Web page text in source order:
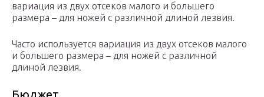
вариация из двух отсеков малого и большего
размера – для ножей с различной длиной лезвия.
Часто используется вариация из двух отсеков малого
и большего размера – для ножей с различной
длиной лезвия.